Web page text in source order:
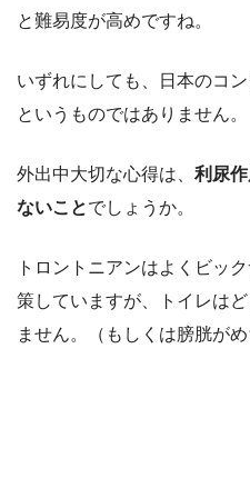
と難易度が高めですね。
いずれにしても、日本のコ
というものではありません。
外出中大切な心得は、 利尿
ないことでしょうか。
トロントニアンはよくビッ
策していますが、トイレは
ません。（もしくは膀胱が